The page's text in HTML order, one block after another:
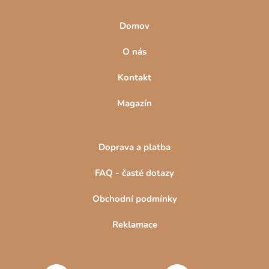
p
i
s
u
Domov
O nás
Kontakt
Magazín
Doprava a platba
FAQ - časté dotazy
Obchodní podmínky
Reklamace